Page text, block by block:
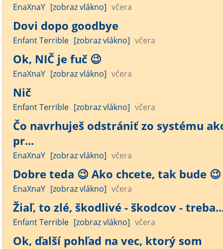
EnaXnaY [zobraz vlákno] včera
Dovi dopo goodbye
Enfant Terrible [zobraz vlákno] včera
Ok, NIČ je fuč 😉
EnaXnaY [zobraz vlákno] včera
Nič
Enfant Terrible [zobraz vlákno] včera
Čo navrhuješ odstrániť zo systému
pr...
EnaXnaY [zobraz vlákno] včera
Dobre teda 😉 Ako chcete, tak bude 😉
EnaXnaY [zobraz vlákno] včera
Žiaľ, to zlé, škodlivé - škodcov -
Enfant Terrible [zobraz vlákno] včera
Ok, ďalší pohľad na vec, ktorý som